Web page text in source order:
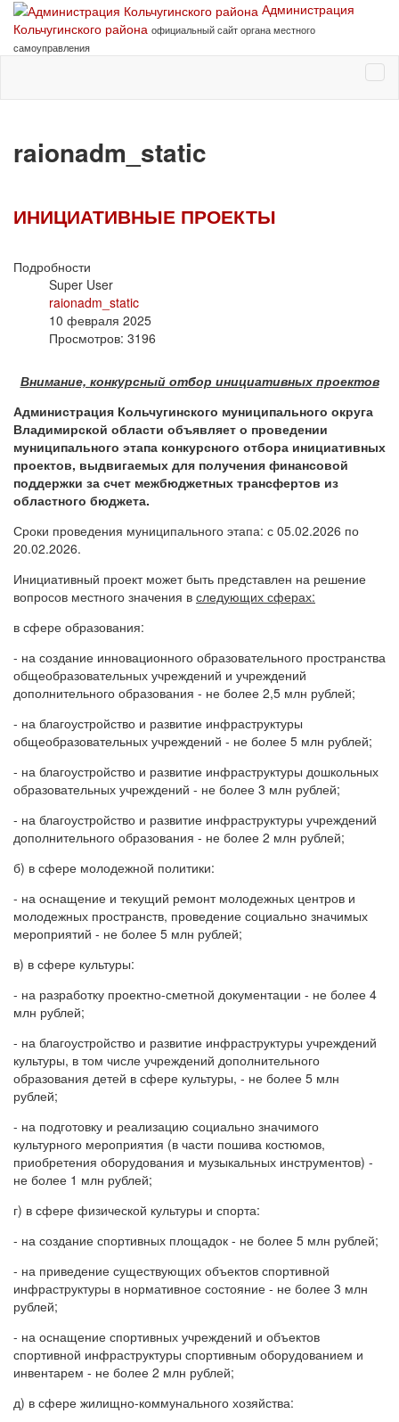
Администрация
Кольчугинского района официальный сайт органа местного
самоуправления
raionadm_static
ИНИЦИАТИВНЫЕ ПРОЕКТЫ
Подробности
Super User
raionadm_static
10 февраля 2025
Просмотров: 3196
Внимание, конкурсный отбор инициативных проектов
Администрация Кольчугинского муниципального округа
Владимирской области объявляет о проведении
муниципального этапа конкурсного отбора инициативных
проектов, выдвигаемых для получения финансовой
поддержки за счет межбюджетных трансфертов из
областного бюджета.
Сроки проведения муниципального этапа: с 05.02.2026 по
20.02.2026.
Инициативный проект может быть представлен на решение
вопросов местного значения в следующих сферах:
в сфере образования:
- на создание инновационного образовательного пространства
общеобразовательных учреждений и учреждений
дополнительного образования - не более 2,5 млн рублей;
- на благоустройство и развитие инфраструктуры
общеобразовательных учреждений - не более 5 млн рублей;
- на благоустройство и развитие инфраструктуры дошкольных
образовательных учреждений - не более 3 млн рублей;
- на благоустройство и развитие инфраструктуры учреждений
дополнительного образования - не более 2 млн рублей;
б) в сфере молодежной политики:
- на оснащение и текущий ремонт молодежных центров и
молодежных пространств, проведение социально значимых
мероприятий - не более 5 млн рублей;
в) в сфере культуры:
- на разработку проектно-сметной документации - не более 4
млн рублей;
- на благоустройство и развитие инфраструктуры учреждений
культуры, в том числе учреждений дополнительного
образования детей в сфере культуры, - не более 5 млн
рублей;
- на подготовку и реализацию социально значимого
культурного мероприятия (в части пошива костюмов,
приобретения оборудования и музыкальных инструментов) -
не более 1 млн рублей;
г) в сфере физической культуры и спорта:
- на создание спортивных площадок - не более 5 млн рублей;
- на приведение существующих объектов спортивной
инфраструктуры в нормативное состояние - не более 3 млн
рублей;
- на оснащение спортивных учреждений и объектов
спортивной инфраструктуры спортивным оборудованием и
инвентарем - не более 2 млн рублей;
д) в сфере жилищно-коммунального хозяйства: